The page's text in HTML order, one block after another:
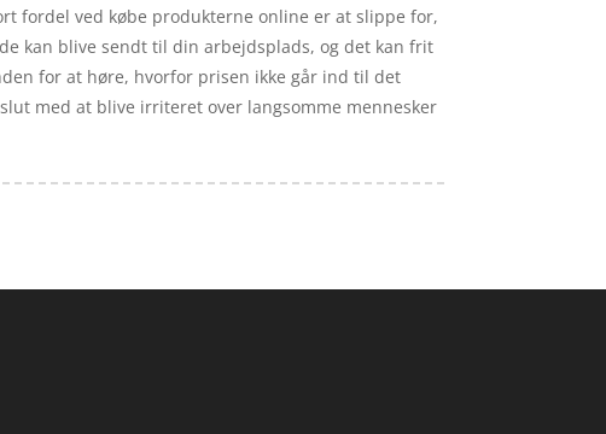
fordel ved købe produkterne online er at slippe for,
kan blive sendt til din arbejdsplads, og det kan frit
for at høre, hvorfor prisen ikke går ind til det
med at blive irriteret over langsomme mennesker